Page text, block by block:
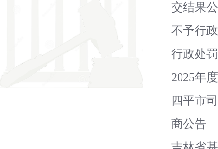
交结果
不予行
行政处
2025年
四平市
商公告